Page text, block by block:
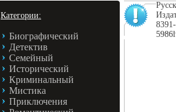
Категории:
Биографический
Детектив
Семейный
Исторический
Криминальный
Мистика
Приключения